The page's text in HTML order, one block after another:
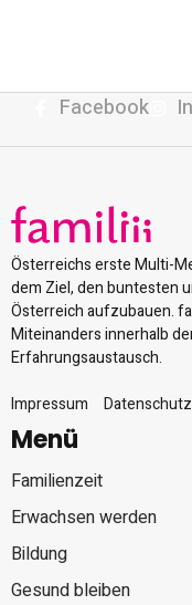
Facebook
Österreichs erste Multi-
dem Ziel, den buntesten
Österreich aufzubauen.
Miteinanders innerhalb
Erfahrungsaustausch.
Impressum
Menü
Familienzeit
Erwachsen werden
Bildung
Gesund bleiben